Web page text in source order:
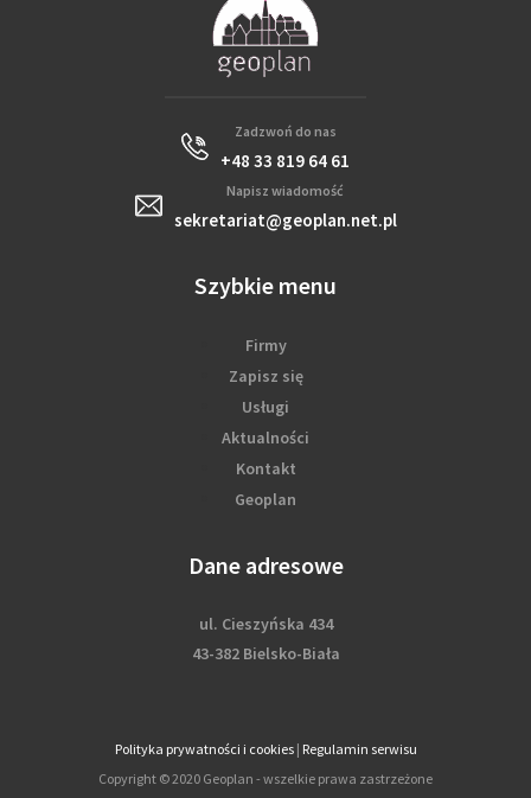
Zadzwoń do nas
+48 33 819 64 61
Napisz wiadomość
sekretariat@geoplan.net.pl
Szybkie menu
Firmy
Zapisz się
Usługi
Aktualności
Kontakt
Geoplan
Dane adresowe
ul. Cieszyńska 434
43-382 Bielsko-Biała
Polityka prywatności i cookies| Regulamin serwisu
Copyright © 2020 Geoplan - wszelkie prawa zastrzeżone